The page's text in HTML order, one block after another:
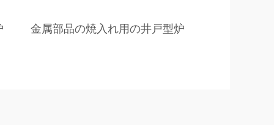
金属部品の焼入れ用の井戸型炉